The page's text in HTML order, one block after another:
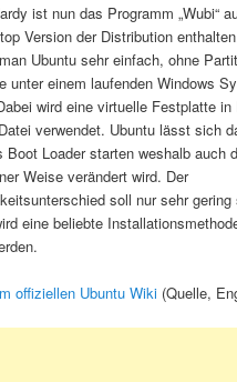
ist nun das Programm „Wubi“
Version der Distribution
Ubuntu sehr einfach, ohne
unter einem laufenden Windows
wird eine virtuelle Festplatte in
verwendet. Ubuntu lässt sich
Boot Loader starten weshalb auch
Weise verändert wird. Der
soll nur sehr
eine beliebte
offiziellen Ubuntu Wiki(Quelle,